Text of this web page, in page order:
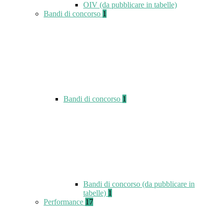
OIV (da pubblicare in tabelle)
Bandi di concorso 1
Bandi di concorso 1
Bandi di concorso (da pubblicare in
tabelle) 1
Performance 17